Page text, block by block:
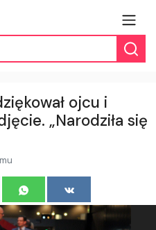
ojcu i
„Narodziła się